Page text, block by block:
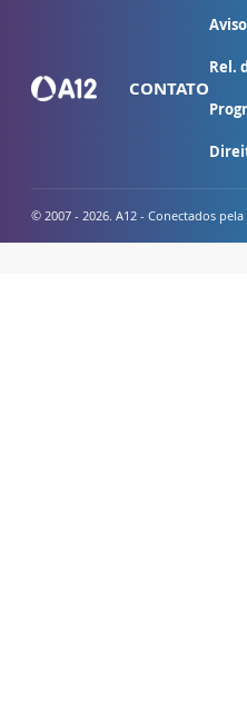
CONTATO
Rel.
© 2007 - 2026. A12 - Conectados pela